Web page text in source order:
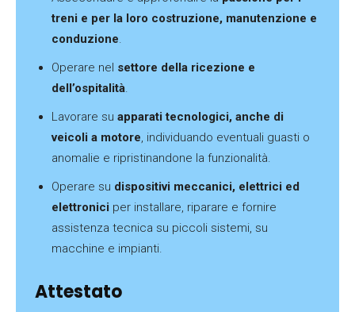
treni e per la loro costruzione, manutenzione e
conduzione.
Operare nel settore della ricezione e
dell’ospitalità.
Lavorare su apparati tecnologici, anche di
veicoli a motore, individuando eventuali guasti o
anomalie e ripristinandone la funzionalità.
Operare su dispositivi meccanici, elettrici ed
elettronici per installare, riparare e fornire
assistenza tecnica su piccoli sistemi, su
macchine e impianti.
Attestato